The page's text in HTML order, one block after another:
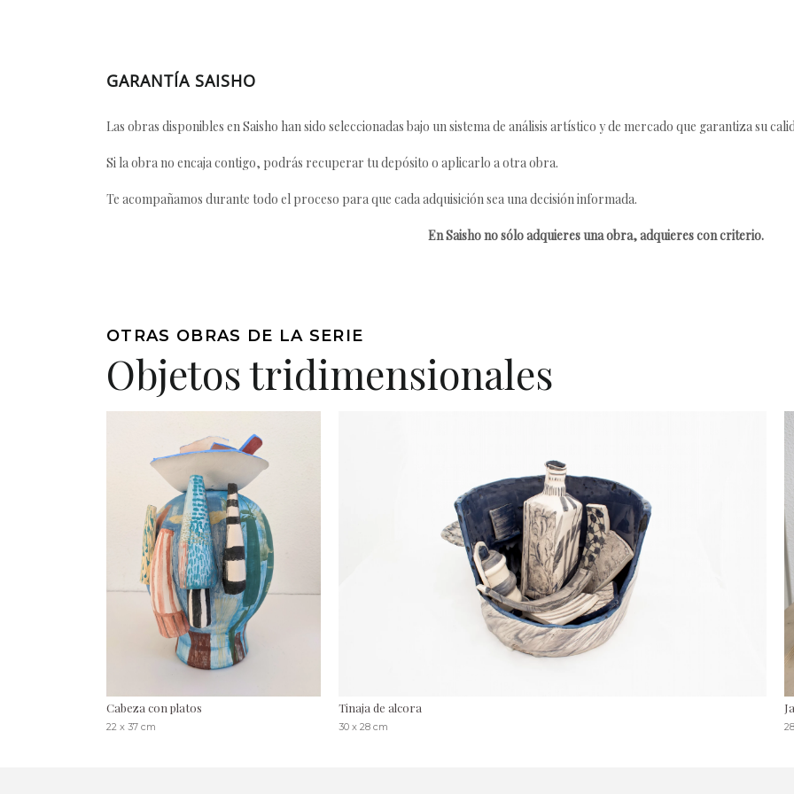
GARANTÍA SAISHO
Las obras disponibles en Saisho han sido seleccionadas bajo un sistema de análisis artístico y de mercado que garantiza su
Si la obra no encaja contigo, podrás recuperar tu depósito o aplicarlo a otra obra.
Te acompañamos durante todo el proceso para que cada adquisición sea una decisión informada.
En Saisho no sólo adquieres una obra, adquieres con criterio.
OTRAS OBRAS DE LA SERIE
Objetos tridimensionales
Cabeza con platos
22 x 37 cm
Tinaja de alcora
30 x 28 cm